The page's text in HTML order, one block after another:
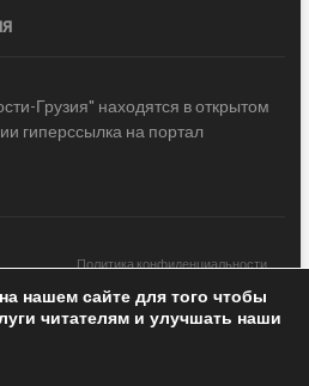
Грузия" находятся в открытом
гиперссылка на портал
Политика конфиденциальности
Press LTD © 2020 All Rights Reserved /
нашем сайте для того чтобы
читателям и улучшать наши